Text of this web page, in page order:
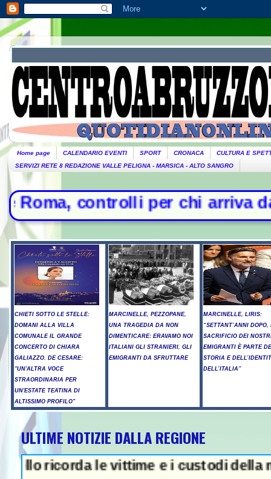
Home page CALENDARIO EVENTI SPORT CRONACA
CULTURA E
SERVIZI RETE 8 REDAZIONE VALLE PELIGNA - MARSICA - ALTO SANGRO
per chi arriva dall'Italia -
CHIETI SOTTO LE STELLE:
DOMANI ALLA VILLA
COMUNALE IL GRANDE
CONCERTO DI CHIARA
GALIAZZO. DE CESARE:
"UN'ALTRA VOCE
STRAORDINARIA PER
UN'ESTATE TEATINA DI
ALTISSIMO PROFILO"
MARCINELLE, PEZZOPANE,
UNA TRAGEDIA DA NON
DIMENTICARE: ERAVAMO NOI
ITALIANI GLI STRANIERI, GLI
EMIGRANTI DA SFRUTTARE
MARCINELLE, LIRIS:
“SETTANT’ANNI DOPO,
SACRIFICIO DEI
EMIGRANTI È PARTE
STORIA E
DELL’ITALIA”
ULTIME NOTIZIE DALLA REGIONE
le vittime e i custodi della memoria -
- Proteste e tensioni, la